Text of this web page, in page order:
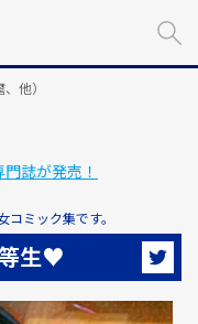
他）
誌が発売！
ミック集です。
生♥